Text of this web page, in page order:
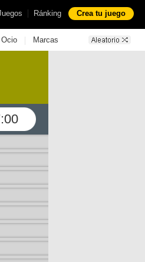
| Ránking Crea tu juego
Ocio | Marcas